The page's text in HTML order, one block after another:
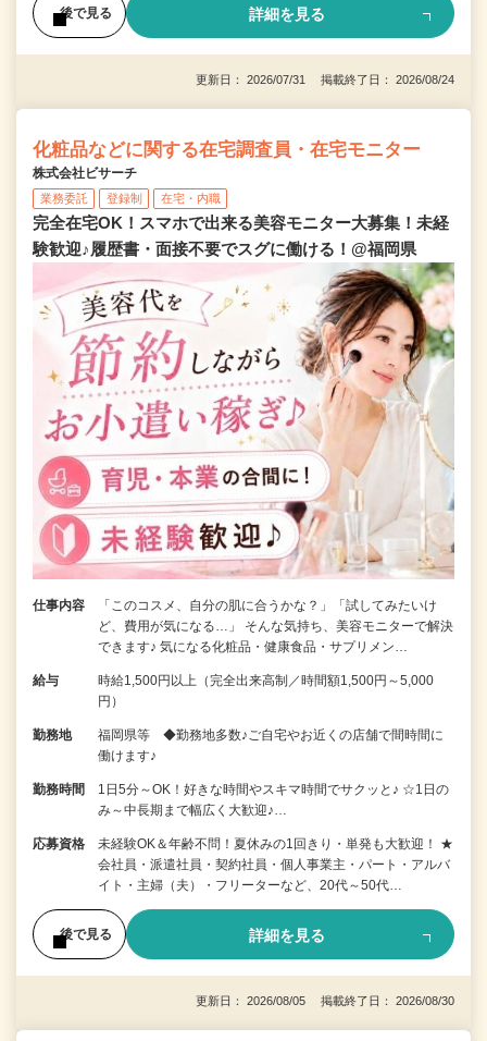
後で見る 詳細を見る
更新日： 2026/07/31 掲載終了日： 2026/08/24
化粧品などに関する在宅調査員・在宅モニター
株式会社ビサーチ
業務委託 登録制 在宅・内職
完全在宅OK！スマホで出来る美容モニター大募集！未経
験歓迎♪履歴書・面接不要でスグに働ける！@福岡県
仕事内容
「このコスメ、自分の肌に合うかな？」「試してみたいけ
ど、費用が気になる…」 そんな気持ち、美容モニターで解決
できます♪ 気になる化粧品・健康食品・サプリメン…
給与
時給1,500円以上（完全出来高制／時間額1,500円～5,000
円）
勤務地
福岡県等 ◆勤務地多数♪ご自宅やお近くの店舗で間時間に
働けます♪
勤務時間
1日5分～OK！好きな時間やスキマ時間でサクッと♪ ☆1日の
み～中長期まで幅広く大歓迎♪…
応募資格
未経験OK＆年齢不問！夏休みの1回きり・単発も大歓迎！ ★
会社員・派遣社員・契約社員・個人事業主・パート・アルバ
イト・主婦（夫）・フリーターなど、20代～50代…
後で見る 詳細を見る
更新日： 2026/08/05 掲載終了日： 2026/08/30